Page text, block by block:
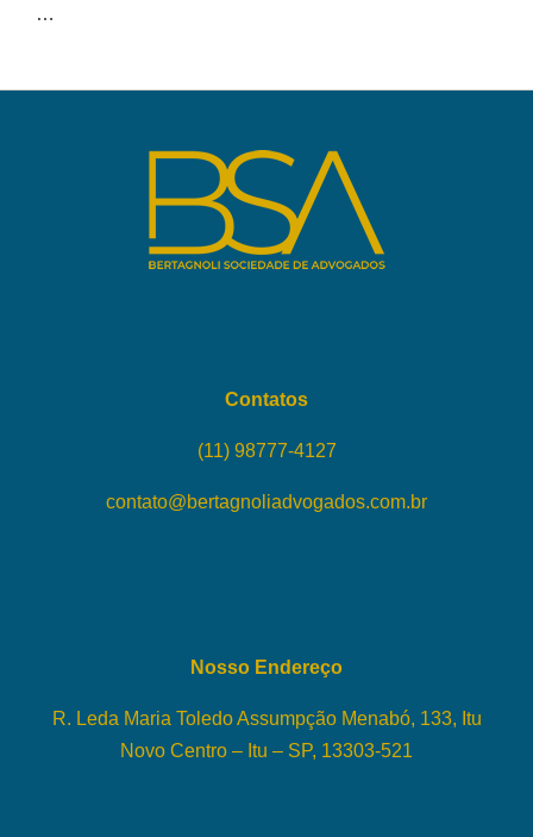
…
Contatos
(11) 98777-4127
contato@bertagnoliadvogados.com.br
Nosso Endereço
R. Leda Maria Toledo Assumpção Menabó, 133, Itu
Novo Centro – Itu – SP, 13303-521